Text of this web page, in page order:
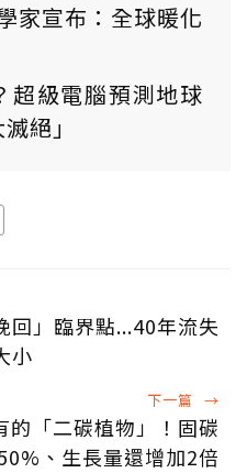
家宣布：全球暖化
超級電腦預測地球
絕」
回」臨界點...40年流失
小
下一篇 →
的「二碳植物」！固碳
、生長量還增加2倍